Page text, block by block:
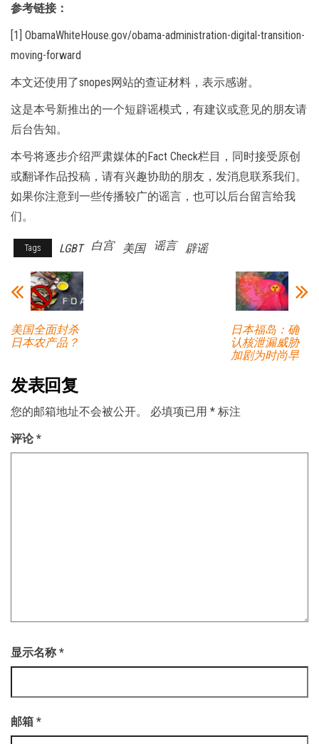
参考链接：
[1] ObamaWhiteHouse.gov/obama-administration-digital-transition-
moving-forward
本文还使用了snopes网站的查证材料，表示感谢。
这是本号新推出的一个短辟谣模式，有建议或意见的朋友请
后台告知。
本号将逐步介绍严肃媒体的Fact Check栏目，同时接受原创
或翻译作品投稿，请有兴趣协助的朋友，发消息联系我们。
如果你注意到一些传播较广的谣言，也可以后台留言给我
们。
Tags LGBT 白宫 美国 谣言 辟谣
美国全面封杀
日本农产品？
日本福岛：确
认核泄漏威胁
加剧为时尚早
发表回复
您的邮箱地址不会被公开。 必填项已用 * 标注
评论*
显示名称 *
邮箱 *